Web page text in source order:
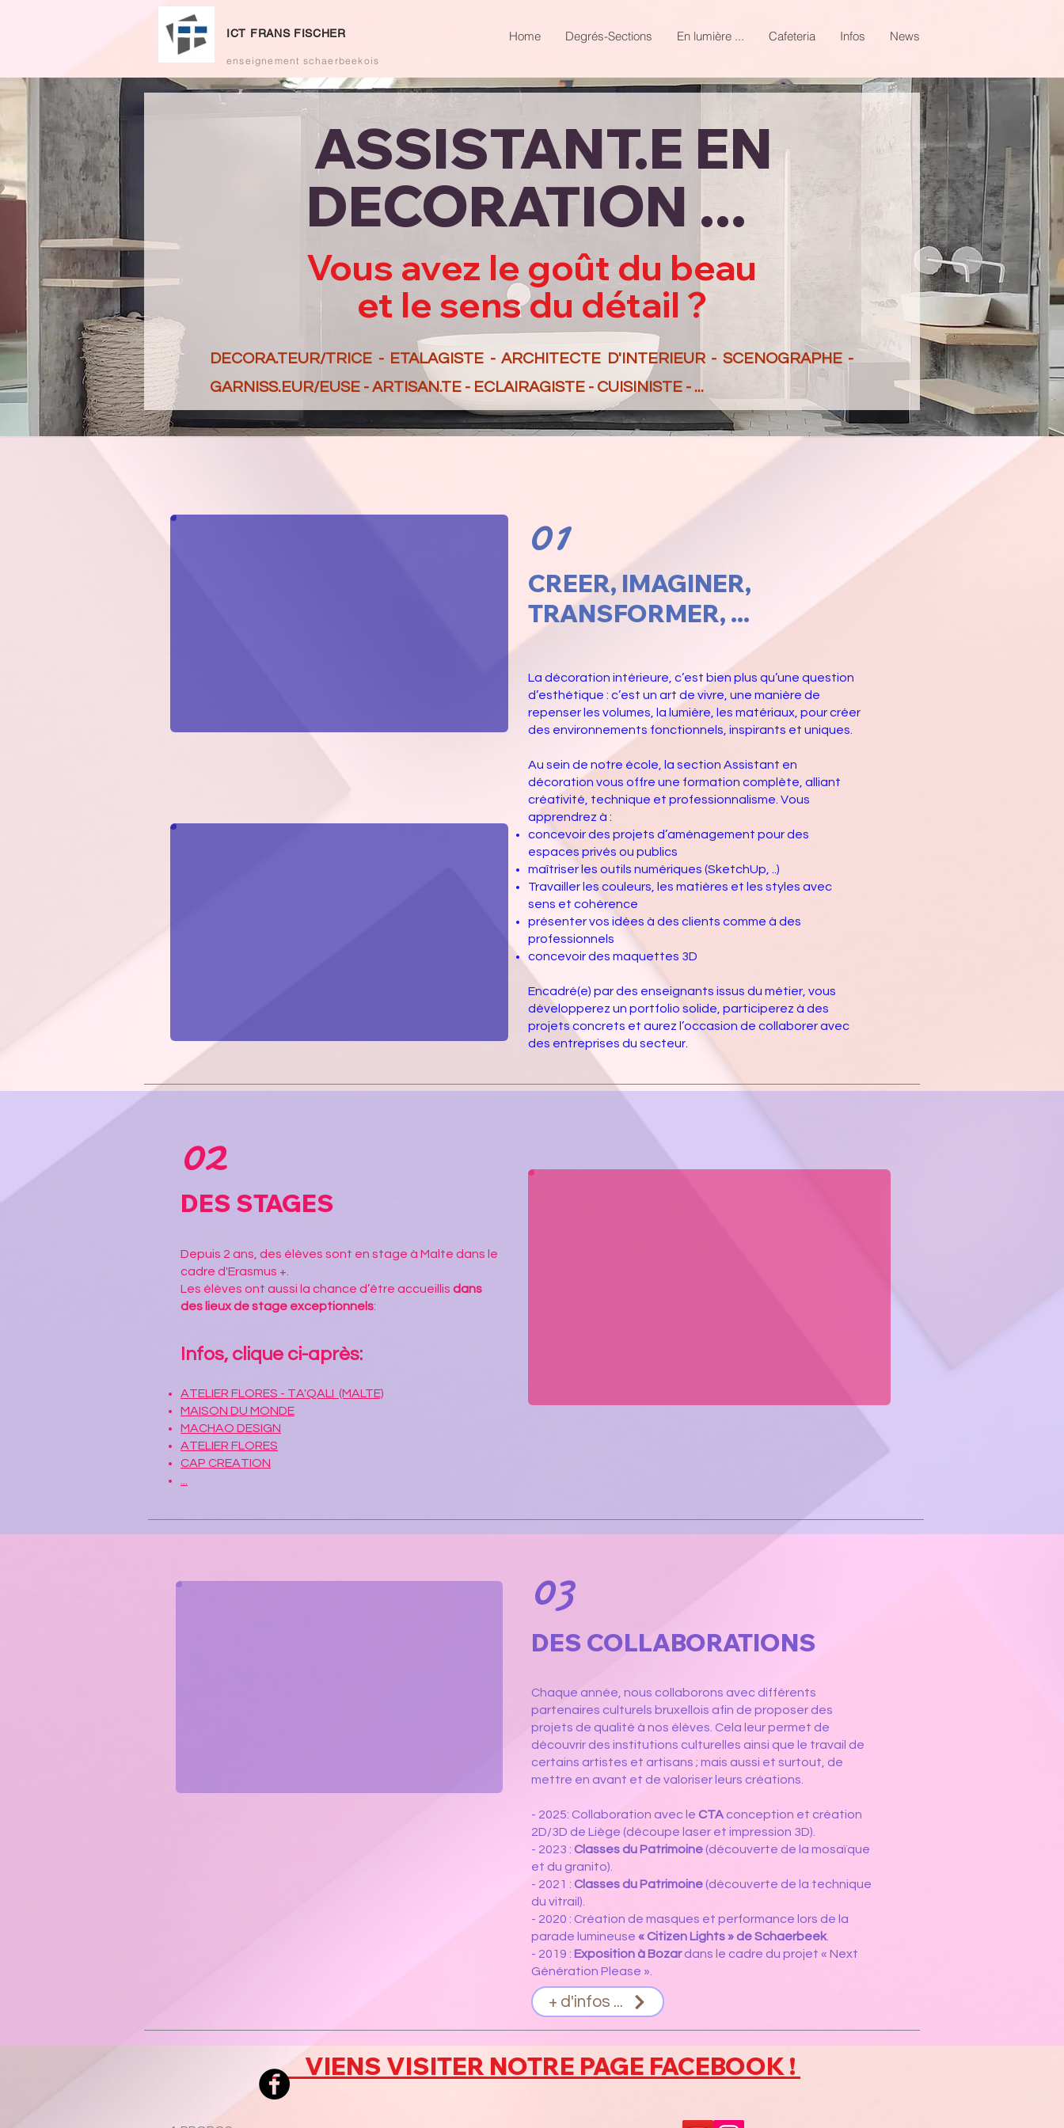
Home Degrés-Sections En lumière ... Cafeteria Infos News
ICT FRANS FISCHER
enseignement schaerbeekois
ASSISTANT.E EN
DECORATION ...
Vous avez le goût du beau
et le sens du détail ?
DECORA.TEUR/TRICE - ETALAGISTE - ARCHITECTE D'INTERIEUR - SCENOGRAPHE -
GARNISS.EUR/EUSE - ARTISAN.TE - ECLAIRAGISTE - CUISINISTE - ...
01
CREER, IMAGINER,
TRANSFORMER, ...
La décoration intérieure, c’est bien plus qu’une question
d’esthétique : c’est un art de vivre, une manière de
repenser les volumes, la lumière, les matériaux, pour créer
des environnements fonctionnels, inspirants et uniques.
Au sein de notre école, la section Assistant en
décoration vous offre une formation complète, alliant
créativité, technique et professionnalisme. Vous
apprendrez à :
concevoir des projets d’aménagement pour des
espaces privés ou publics
maîtriser les outils numériques (SketchUp, ..)
Travailler les couleurs, les matières et les styles avec
sens et cohérence
présenter vos idées à des clients comme à des
professionnels
concevoir des maquettes 3D
Encadré(e) par des enseignants issus du métier, vous
développerez un portfolio solide, participerez à des
projets concrets et aurez l’occasion de collaborer avec
des entreprises du secteur.
02
DES STAGES
Depuis 2 ans, des élèves sont en stage à Malte dans le
cadre d'Erasmus +.
Les élèves ont aussi la chance d’être accueillis dans
des lieux de stage exceptionnels:
Infos, clique ci-après:
ATELIER FLORES - TA'QALI (MALTE)
MAISON DU MONDE
MACHAO DESIGN
ATELIER FLORES
CAP CREATION
03
DES COLLABORATIONS
+ d'infos ...
Chaque année, nous collaborons avec différents
partenaires culturels bruxellois afin de proposer des
projets de qualité à nos élèves. Cela leur permet de
découvrir des institutions culturelles ainsi que le travail de
certains artistes et artisans ; mais aussi et surtout, de
mettre en avant et de valoriser leurs créations.
- 2025: Collaboration avec le CTA conception et création
2D/3D de Liège (découpe laser et impression 3D).
- 2023 : Classes du Patrimoine (découverte de la mosaïque
et du granito).
- 2021 : Classes du Patrimoine (découverte de la technique
du vitrail).
- 2020 : Création de masques et performance lors de la
parade lumineuse « Citizen Lights » de Schaerbeek.
- 2019 : Exposition à Bozardans le cadre du projet « Next
Génération Please ».
VIENS VISITER NOTRE PAGE FACEBOOK !